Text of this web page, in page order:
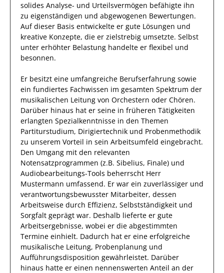
solides Analyse- und Urteilsvermögen befähigte ihn
zu eigenständigen und abgewogenen Bewertungen.
Auf dieser Basis entwickelte er gute Lösungen und
kreative Konzepte, die er zielstrebig umsetzte. Selbst
unter erhöhter Belastung handelte er flexibel und
besonnen.
Er besitzt eine umfangreiche Berufserfahrung sowie
ein fundiertes Fachwissen im gesamten Spektrum der
musikalischen Leitung von Orchestern oder Chören.
Darüber hinaus hat er seine in früheren Tätigkeiten
erlangten Spezialkenntnisse in den Themen
Partiturstudium, Dirigiertechnik und Probenmethodik
zu unserem Vorteil in sein Arbeitsumfeld eingebracht.
Den Umgang mit den relevanten
Notensatzprogrammen (z.B. Sibelius, Finale) und
Audiobearbeitungs-Tools beherrscht Herr
Mustermann umfassend. Er war ein zuverlässiger und
verantwortungsbewusster Mitarbeiter, dessen
Arbeitsweise durch Effizienz, Selbstständigkeit und
Sorgfalt geprägt war. Deshalb lieferte er gute
Arbeitsergebnisse, wobei er die abgestimmten
Termine einhielt. Dadurch hat er eine erfolgreiche
musikalische Leitung, Probenplanung und
Aufführungsdisposition gewährleistet. Darüber
hinaus hatte er einen nennenswerten Anteil an der